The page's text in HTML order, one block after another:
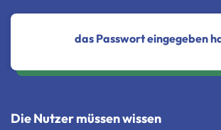
das Passwort eingegeben
Die Nutzer müssen wissen